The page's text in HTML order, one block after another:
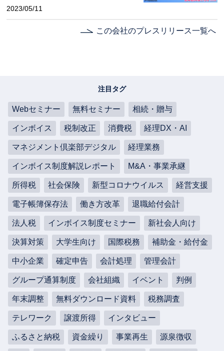
（M&A）の疑問点〈譲渡用・入
2023/05/11
この会社のプレスリリース一覧へ
注目タグ
Webセミナー 無料セミナー 相続・贈与
インボイス 税制改正 消費税 経理DX・AI
マネジメント倶楽部デジタル 経理業務
インボイス制度解説レポート M&A・事業承継
所得税 社会保険 新型コロナウイルス 経営支援
電子帳簿保存法 働き方改革 退職給付会計
法人税 インボイス制度セミナー 新社会人向け
決算対策 大学生向け 国際税務 補助金・給付金
中小企業 確定申告 会計処理 管理会計
グループ通算制度 会社組織 イベント 判例
年末調整 無料ダウンロード資料 税務調査
テレワーク 譲渡所得 インタビュー
ふるさと納税 資金繰り 事業再生 源泉徴収